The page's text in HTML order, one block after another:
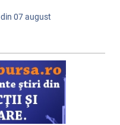
07 august